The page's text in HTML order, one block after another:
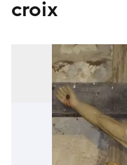
croix